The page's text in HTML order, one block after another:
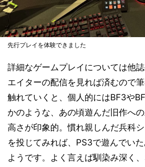
先行プレイを体験できました
詳細なゲームプレイについては他
エイターの配信を見れば済むので
触れていくと、個人的にはBF3や
かのような、あの頃遊んだ旧作へ
高さが印象的。慣れ親しんだ兵科
を投じてみれば、PS3で遊んでい
ようです。よく言えば馴染み深く